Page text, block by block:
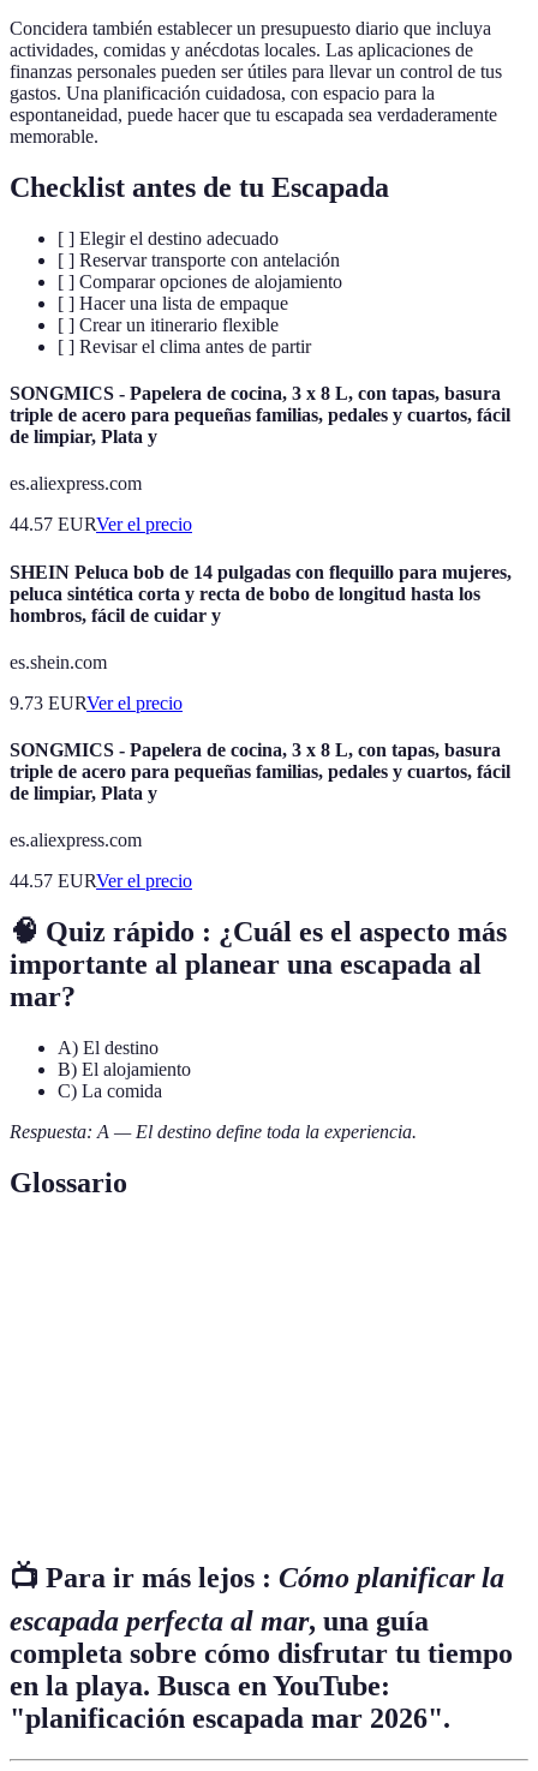
Concidera también establecer un presupuesto diario que incluya
actividades, comidas y anécdotas locales. Las aplicaciones de
finanzas personales pueden ser útiles para llevar un control de tus
gastos. Una planificación cuidadosa, con espacio para la
espontaneidad, puede hacer que tu escapada sea verdaderamente
memorable.
Checklist antes de tu Escapada
[ ] Elegir el destino adecuado
[ ] Reservar transporte con antelación
[ ] Comparar opciones de alojamiento
[ ] Hacer una lista de empaque
[ ] Crear un itinerario flexible
[ ] Revisar el clima antes de partir
SONGMICS - Papelera de cocina, 3 x 8 L, con tapas, basura
triple de acero para pequeñas familias, pedales y cuartos, fácil
de limpiar, Plata y
es.aliexpress.com
44.57 EURVer el precio
SHEIN Peluca bob de 14 pulgadas con flequillo para mujeres,
peluca sintética corta y recta de bobo de longitud hasta los
hombros, fácil de cuidar y
es.shein.com
9.73 EURVer el precio
SONGMICS - Papelera de cocina, 3 x 8 L, con tapas, basura
triple de acero para pequeñas familias, pedales y cuartos, fácil
de limpiar, Plata y
es.aliexpress.com
44.57 EURVer el precio
🧠 Quiz rápido : ¿Cuál es el aspecto más
importante al planear una escapada al
mar?
A) El destino
B) El alojamiento
C) La comida
Respuesta: A — El destino define toda la experiencia.
Glossario
📺 Para ir más lejos : Cómo planificar la
escapada perfecta al mar, una guía
completa sobre cómo disfrutar tu tiempo
en la playa. Busca en YouTube:
"planificación escapada mar 2026".